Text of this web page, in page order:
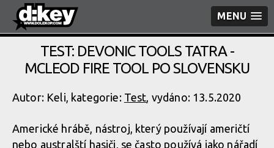
MENU
TEST: DEVONIC TOOLS TATRA -
MCLEOD FIRE TOOL PO SLOVENSKU
Autor: Keli, kategorie: Test, vydáno: 13.5.2020
Americké hrábě, nástroj, který používají američtí
nebo australští hasiči, se často používá jako nářadí